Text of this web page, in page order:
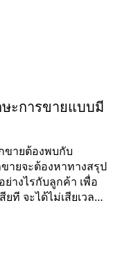
ษะการขายแบบมี
ขายต้องพบกับ
ายจะต้องหาทางสรุป
ย่างไรกับลูกค้า เพื่อ
ที จะได้ไม่เสียเวลา